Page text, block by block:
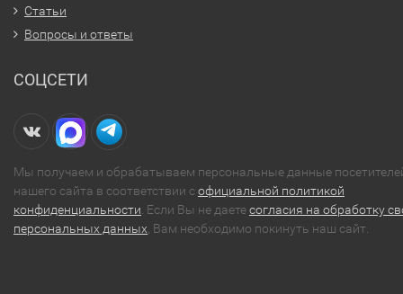
Статьи
Вопросы и ответы
СОЦСЕТИ
Мы получаем и обрабатываем персональные данные
нашего сайта в соответствии софициальной политикой
конфиденциальности . Если Вы не даетесогласия на обработку
персональных данных , Вам необходимо покинуть наш сайт.